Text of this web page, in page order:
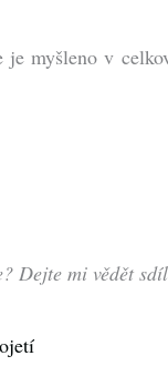
je myšleno v
Dejte mi vědět